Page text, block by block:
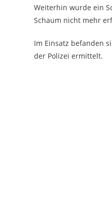
Weiterhin wurde ein
Schaum nicht mehr
Im Einsatz befanden
der Polizei ermittelt.